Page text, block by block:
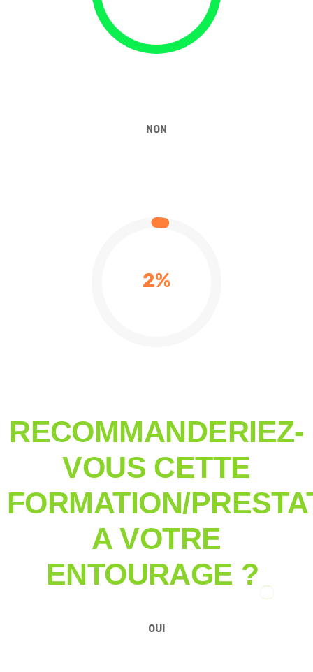
NON
2%
RECOMMANDERIEZ-
VOUS CETTE
FORMATION/
A VOTRE
ENTOURAGE ?
OUI